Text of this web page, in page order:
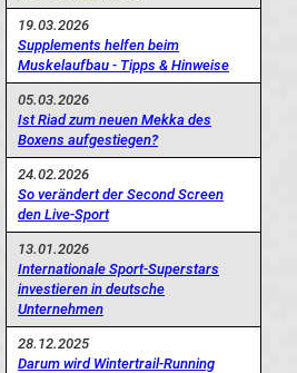
19.03.2026
Supplements helfen beim
Muskelaufbau - Tipps & Hinweise
05.03.2026
Ist Riad zum neuen Mekka des
Boxens aufgestiegen?
24.02.2026
So verändert der Second Screen
den Live-Sport
13.01.2026
Internationale Sport-Superstars
investieren in deutsche
Unternehmen
28.12.2025
Darum wird Wintertrail-Running